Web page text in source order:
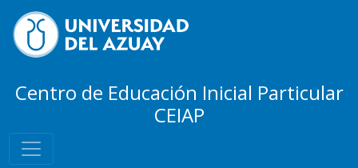
Centro de Educación Inicial Particular
CEIAP